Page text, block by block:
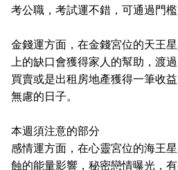
考公職，考試運不錯，可通過門
金錢運方面，在金錢宮位的天王
上的缺口會獲得家人的幫助，渡
買賣或是出租房地產獲得一筆收
無慮的日子。
本週須注意的部分
感情運方面，在心靈宮位的海王
蝕的能量影響，秘密戀情曝光，